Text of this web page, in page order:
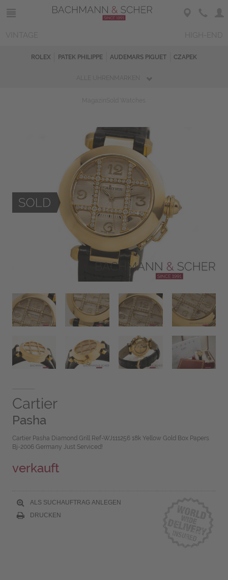
ROLEX PATEK PHILIPPE AUDEMARS PIGUET CZAPEK
Cartier
Pasha
Cartier Pasha Diamond Grill Ref-WJ111256 18k Yellow Gold Box Papers
Bj-2006 Germany Just Serviced!
verkauft
ALS SUCHAUFTRAG ANLEGEN
DRUCKEN